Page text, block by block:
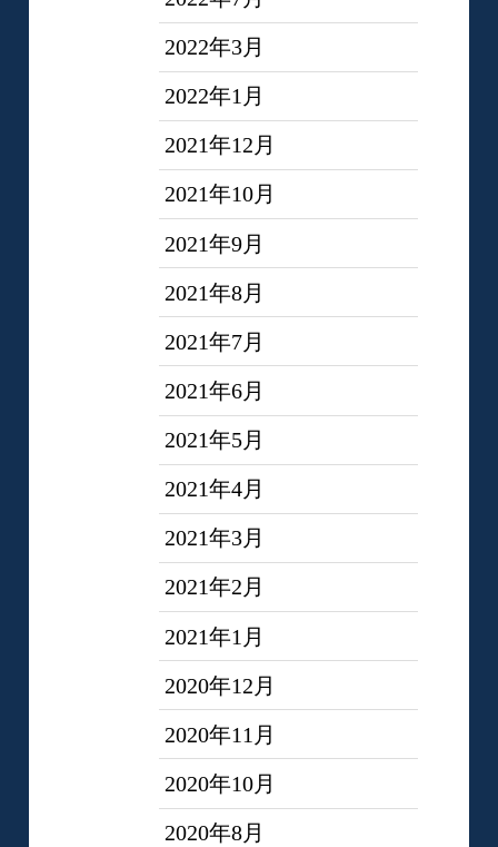
2022年3月
2022年1月
2021年12月
2021年10月
2021年9月
2021年8月
2021年7月
2021年6月
2021年5月
2021年4月
2021年3月
2021年2月
2021年1月
2020年12月
2020年11月
2020年10月
2020年8月